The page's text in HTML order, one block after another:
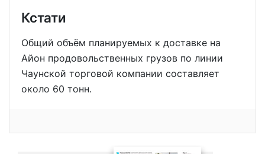
Кстати
Общий объём планируемых к доставке на
Айон продовольственных грузов по линии
Чаунской торговой компании составляет
около 60 тонн.